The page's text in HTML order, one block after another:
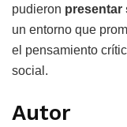
pudieron presentar
un entorno que
el pensamiento
social.
Autor